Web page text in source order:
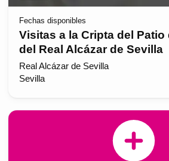
Fechas disponibles
Visitas a la Cripta del Patio
del Real Alcázar de Sevilla
Real Alcázar de Sevilla
Sevilla